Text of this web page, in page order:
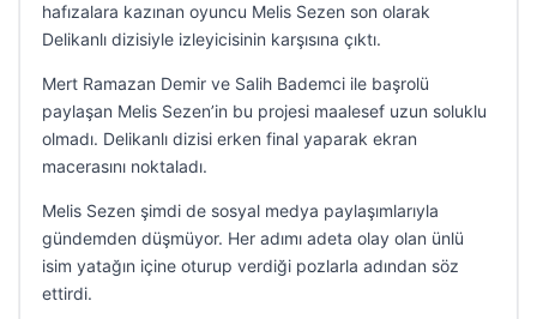
hafızalara kazınan oyuncu Melis Sezen son olarak
Delikanlı dizisiyle izleyicisinin karşısına çıktı.
Mert Ramazan Demir ve Salih Bademci ile başrolü
paylaşan Melis Sezen’in bu projesi maalesef uzun soluklu
olmadı. Delikanlı dizisi erken final yaparak ekran
macerasını noktaladı.
Melis Sezen şimdi de sosyal medya paylaşımlarıyla
gündemden düşmüyor. Her adımı adeta olay olan ünlü
isim yatağın içine oturup verdiği pozlarla adından söz
ettirdi.